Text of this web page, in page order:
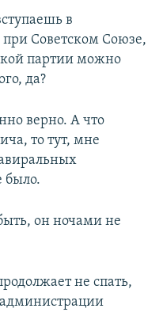
в
Советском Союзе,
партии можно
да?
верно. А что
то тут, мне
было.
он ночами не
не спать,
администрации